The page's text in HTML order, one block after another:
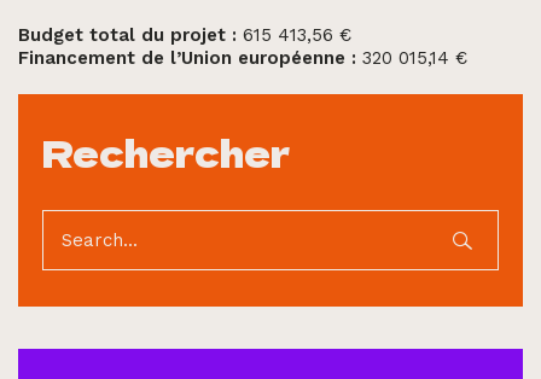
Budget total du projet : 615 413,56 €
Financement de l’Union européenne : 320 015,14 €
Rechercher